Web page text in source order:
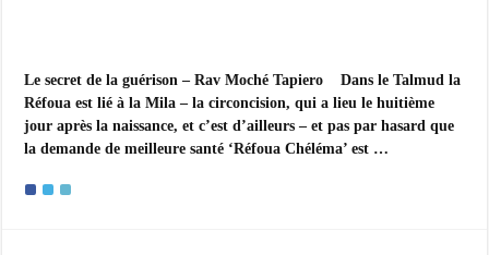
Le secret de la guérison – Rav Moché Tapiero Dans le Talmud la
Réfoua est lié à la Mila – la circoncision, qui a lieu le huitième
jour après la naissance, et c’est d’ailleurs – et pas par hasard que
la demande de meilleure santé ‘Réfoua Chéléma’ est …